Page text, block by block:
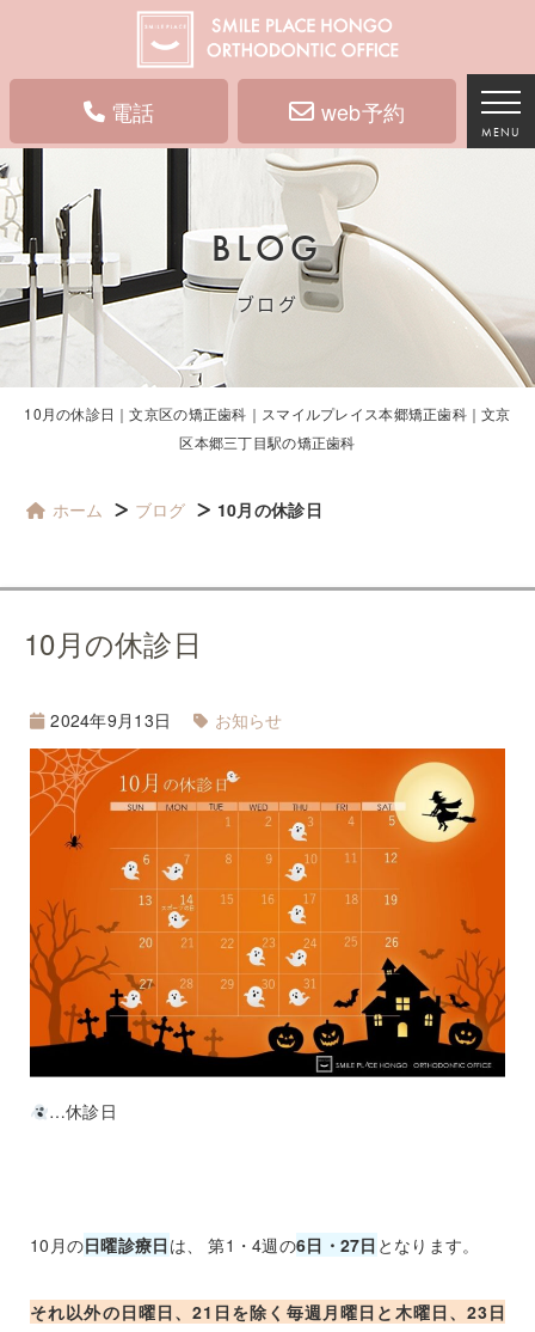
電話 web予約
MENU
BLOG
ブログ
10月の休診日｜文京区の矯正歯科｜スマイルプレイス本郷矯正歯科｜文京
区本郷三丁目駅の矯正歯科
ホーム ブログ 10月の休診日
10月の休診日
2024年9月13日 お知らせ
…休診日
10月の日曜診療日 は、 第1・4週の6日・27日 となります。
それ以外の日曜日、21日を除く毎週月曜日と木曜日、23日